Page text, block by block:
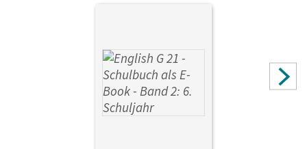
Derkow-Disselbeck, Barbara; Abbey, Susan; Woppert, Allen
J.; Harger, Laurence